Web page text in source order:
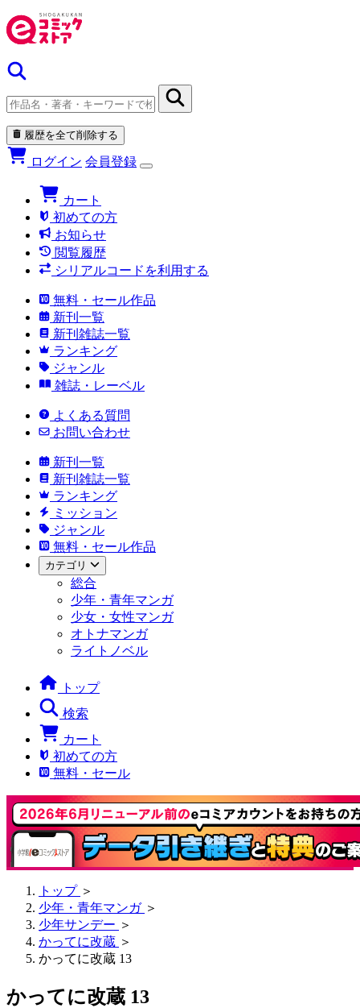
履歴を全て削除する
ログイン 会員登録
カート
初めての方
お知らせ
閲覧履歴
シリアルコードを利用する
無料・セール作品
新刊一覧
新刊雑誌一覧
ランキング
ジャンル
雑誌・レーベル
よくある質問
お問い合わせ
新刊一覧
新刊雑誌一覧
ランキング
ミッション
ジャンル
無料・セール作品
カテゴリ
総合
少年・青年マンガ
少女・女性マンガ
オトナマンガ
ライトノベル
トップ
検索
カート
初めての方
無料・セール
トップ ＞
少年・青年マンガ ＞
少年サンデー ＞
かってに改蔵 ＞
かってに改蔵 13
かってに改蔵 13